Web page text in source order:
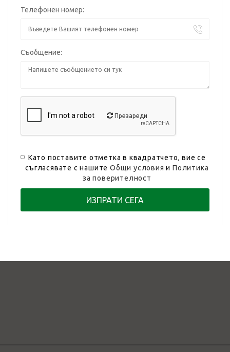
Телефонен номер:
Съобщение:
Презареди
Като поставите отметка в квадратчето, вие се
съгласявате с нашитеОбщи условия иПолитика
за поверителност